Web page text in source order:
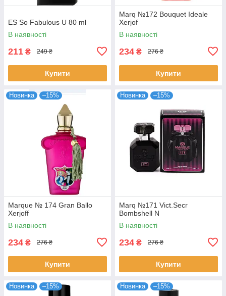
ES So Fabulous U 80 ml
В наявності
211 ₴ 249 ₴
Купити
Marq №172 Bouquet Ideale
Xerjof
В наявності
234 ₴ 276 ₴
Купити
Новинка –15%
Marque № 174 Gran Ballo
Xerjoff
В наявності
234 ₴ 276 ₴
Купити
Новинка –15%
Marq №171 Vict.Secr
Bombshell N
В наявності
234 ₴ 276 ₴
Купити
Новинка –15% Новинка –15%